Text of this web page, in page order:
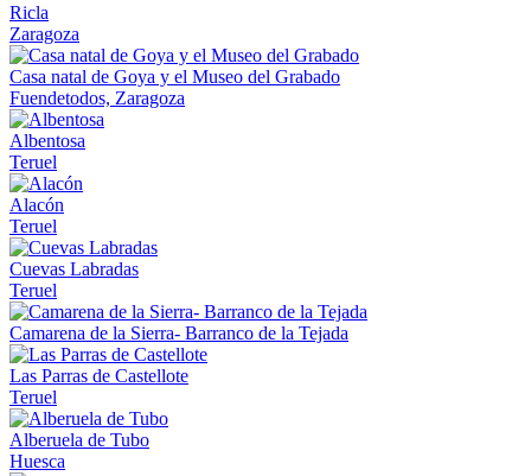
Ricla
Zaragoza
Casa natal de Goya y el Museo del Grabado
Fuendetodos, Zaragoza
Albentosa
Teruel
Alacón
Teruel
Cuevas Labradas
Teruel
Camarena de la Sierra- Barranco de la Tejada
Las Parras de Castellote
Teruel
Alberuela de Tubo
Huesca